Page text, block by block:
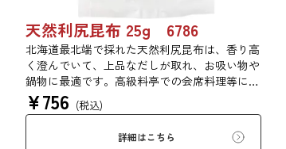
天然利尻昆布 25g 6786
北海道最北端で採れた天然利尻昆布は、香り高
く澄んでいて、上品なだしが取れ、お吸い物や
鍋物に最適です。高級料亭での会席料理等にも
使われている高級昆布です。
¥756 (税込)
詳細はこちら